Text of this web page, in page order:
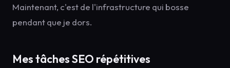
Maintenant, c'est de l'infrastructure qui bosse
pendant que je dors.
Mes tâches SEO répétitives